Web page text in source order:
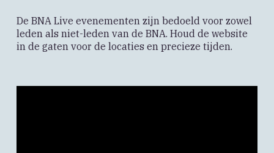
De BNA Live evenementen zijn bedoeld voor zowel
leden als niet-leden van de BNA. Houd de website
in de gaten voor de locaties en precieze tijden.